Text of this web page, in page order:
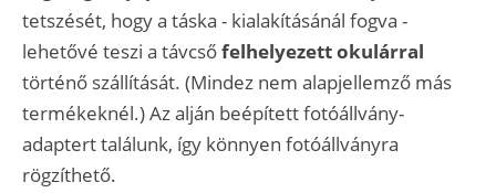
tetszését, hogy a táska - kialakításánál fogva -
lehetővé teszi a távcsőfelhelyezett okulárral
történő szállítását. (Mindez nem alapjellemző más
termékeknél.) Az alján beépített fotóállvány-
adaptert találunk, így könnyen fotóállványra
rögzíthető.